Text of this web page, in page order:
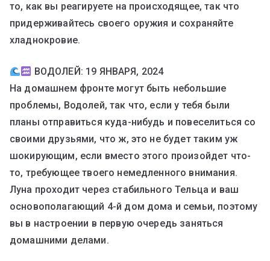
то, как вы реагируете на происходящее, так что
придерживайтесь своего оружия и сохраняйте
хладнокровие.
ВОДОЛЕЙ: 19 ЯНВАРЯ, 2024
На домашнем фронте могут быть небольшие
проблемы, Водолей, так что, если у тебя были
планы отправиться куда-нибудь и повеселиться со
своими друзьями, что ж, это не будет таким уж
шокирующим, если вместо этого произойдет что-
то, требующее твоего немедленного внимания.
Луна проходит через стабильного Тельца и ваш
основополагающий 4-й дом дома и семьи, поэтому
вы в настроении в первую очередь заняться
домашними делами.